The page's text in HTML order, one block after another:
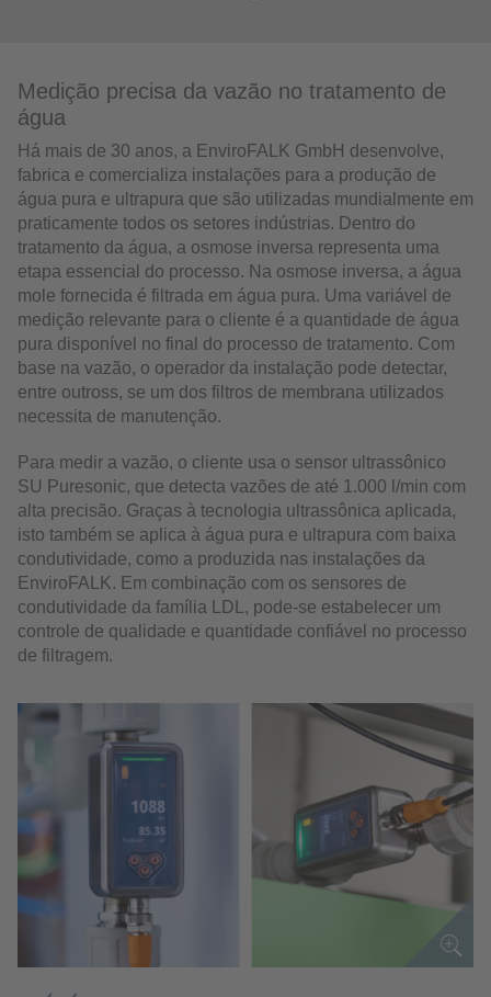
Medição precisa da vazão no tratamento de
água
Há mais de 30 anos, a EnviroFALK GmbH desenvolve,
fabrica e comercializa instalações para a produção de
água pura e ultrapura que são utilizadas mundialmente em
praticamente todos os setores indústrias. Dentro do
tratamento da água, a osmose inversa representa uma
etapa essencial do processo. Na osmose inversa, a água
mole fornecida é filtrada em água pura. Uma variável de
medição relevante para o cliente é a quantidade de água
pura disponível no final do processo de tratamento. Com
base na vazão, o operador da instalação pode detectar,
entre outross, se um dos filtros de membrana utilizados
necessita de manutenção.
Para medir a vazão, o cliente usa o sensor ultrassônico
SU Puresonic, que detecta vazões de até 1.000 l/min com
alta precisão. Graças à tecnologia ultrassônica aplicada,
isto também se aplica à água pura e ultrapura com baixa
condutividade, como a produzida nas instalações da
EnviroFALK. Em combinação com os sensores de
condutividade da família LDL, pode-se estabelecer um
controle de qualidade e quantidade confiável no processo
de filtragem.